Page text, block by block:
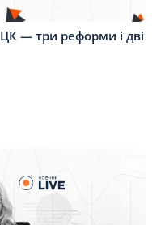
— три реформи і дві